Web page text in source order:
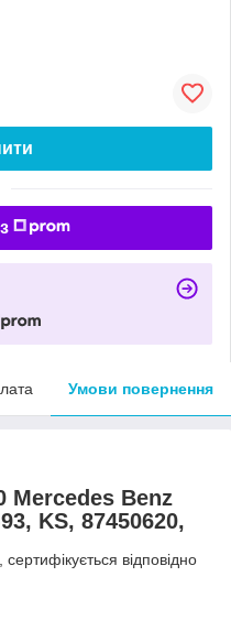
Умови повернення
Mercedes Benz
KS, 87450620,
відповідно